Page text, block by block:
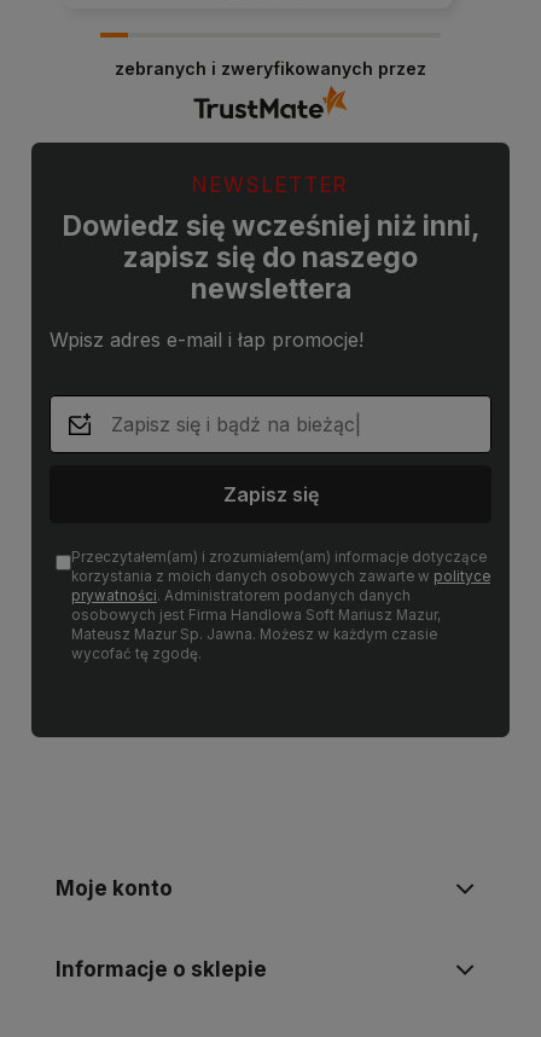
zebranych i zweryfikowanych przez
NEWSLETTER
Dowiedz się wcześniej niż inni,
zapisz się do naszego
newslettera
Wpisz adres e-mail i łap promocje!
Zapisz się
Przeczytałem(am) i zrozumiałem(am) informacje dotyczące
korzystania z moich danych osobowych zawarte w polityce
prywatności. Administratorem podanych danych
osobowych jest Firma Handlowa Soft Mariusz Mazur,
Mateusz Mazur Sp. Jawna. Możesz w każdym czasie
wycofać tę zgodę.
Moje konto
Informacje o sklepie